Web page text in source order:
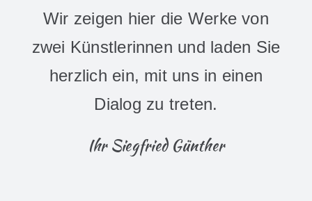
Kontakt
Wir zeigen hier die Werke von
zwei Künstlerinnen und laden Sie
herzlich ein, mit uns in einen
Dialog zu treten.
Ihr Siegfried Günther